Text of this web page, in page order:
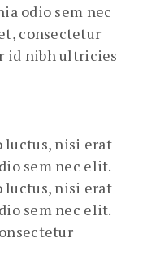
odio sem nec
consectetur
id nibh ultricies
luctus, nisi erat
sem nec elit.
luctus, nisi erat
sem nec elit.